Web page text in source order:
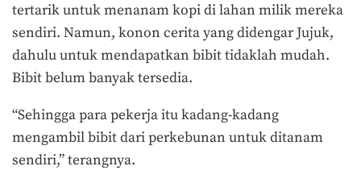
tertarik untuk menanam kopi di lahan milik mereka
sendiri. Namun, konon cerita yang didengar Jujuk,
dahulu untuk mendapatkan bibit tidaklah mudah.
Bibit belum banyak tersedia.
“Sehingga para pekerja itu kadang-kadang
mengambil bibit dari perkebunan untuk ditanam
sendiri,” terangnya.